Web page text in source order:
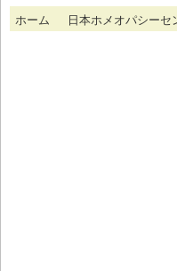
ホーム 日本ホメオパシー